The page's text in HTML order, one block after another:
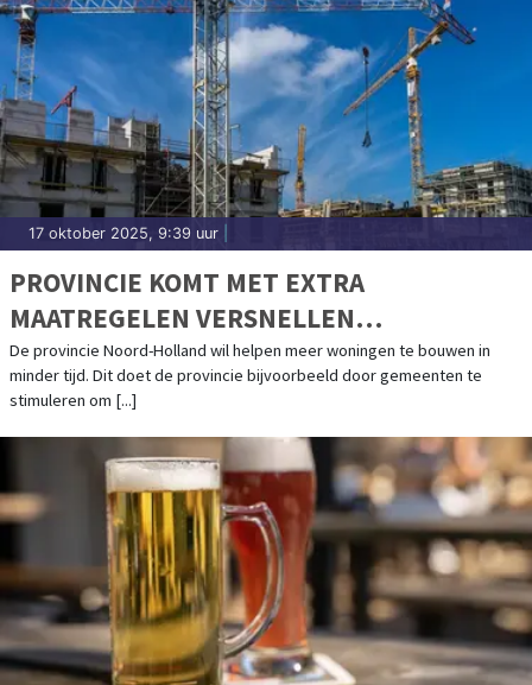
17 oktober 2025, 9:39 uur
PROVINCIE KOMT MET EXTRA
MAATREGELEN VERSNELLEN
WONINGBOUW
De provincie Noord-Holland wil helpen meer woningen te bouwen in
minder tijd. Dit doet de provincie bijvoorbeeld door gemeenten te
stimuleren om [...]